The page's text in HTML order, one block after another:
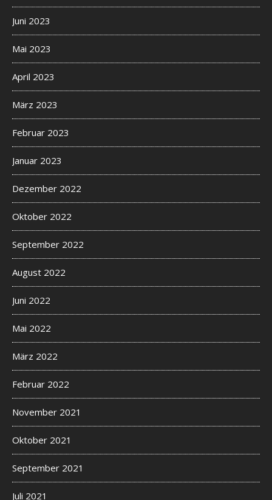
Juni 2023
Mai 2023
April 2023
März 2023
Februar 2023
Januar 2023
Dezember 2022
Oktober 2022
September 2022
August 2022
Juni 2022
Mai 2022
März 2022
Februar 2022
November 2021
Oktober 2021
September 2021
Juli 2021